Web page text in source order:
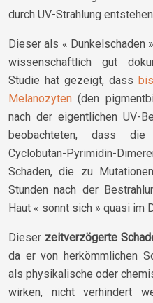
durch UV-Strahlung
Dieser als «
wissenschaftlich gut
Studie hat gezeigt, dass
Melanozyten (den
nach der eigentlichen UV-
beobachteten, dass
Cyclobutan-Pyrimidin-
Schaden, die zu
Stunden nach der
Haut « sonnt sich » quasi im
Dieser zeitverzögerte
da er von herkömmlichen
als physikalische oder
wirken, nicht verhindert